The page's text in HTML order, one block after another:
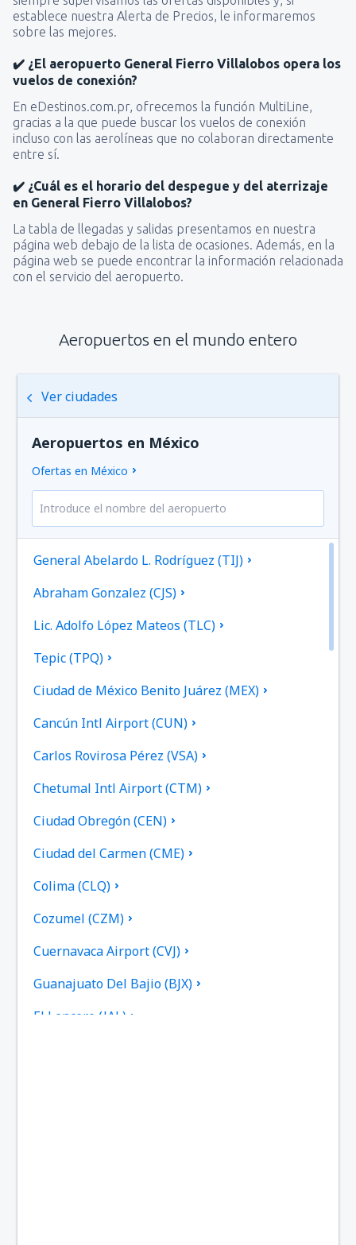
establece nuestra Alerta de Precios, le informaremos
sobre las mejores.
✔️ ¿El aeropuerto General Fierro Villalobos opera los
vuelos de conexión?
En eDestinos.com.pr, ofrecemos la función MultiLine,
gracias a la que puede buscar los vuelos de conexión
incluso con las aerolíneas que no colaboran directamente
entre sí.
✔️ ¿Cuál es el horario del despegue y del aterrizaje
en General Fierro Villalobos?
La tabla de llegadas y salidas presentamos en nuestra
página web debajo de la lista de ocasiones. Además, en la
página web se puede encontrar la información relacionada
con el servicio del aeropuerto.
Aeropuertos en el mundo entero
Ver ciudades
Aeropuertos en México
Ofertas en México
General Abelardo L. Rodríguez (TIJ)
Abraham Gonzalez (CJS)
Lic. Adolfo López Mateos (TLC)
Tepic (TPQ)
Ciudad de México Benito Juárez (MEX)
Cancún Intl Airport (CUN)
Carlos Rovirosa Pérez (VSA)
Chetumal Intl Airport (CTM)
Ciudad Obregón (CEN)
Ciudad del Carmen (CME)
Colima (CLQ)
Cozumel (CZM)
Cuernavaca Airport (CVJ)
Guanajuato Del Bajio (BJX)
El Lencero (JAL)